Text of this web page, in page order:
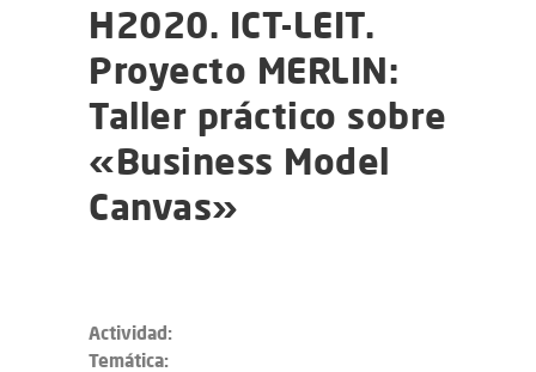
H2020. ICT-LEIT.
Proyecto MERLIN:
Taller práctico sobre
«Business Model
Canvas»
Actividad:
Temática: